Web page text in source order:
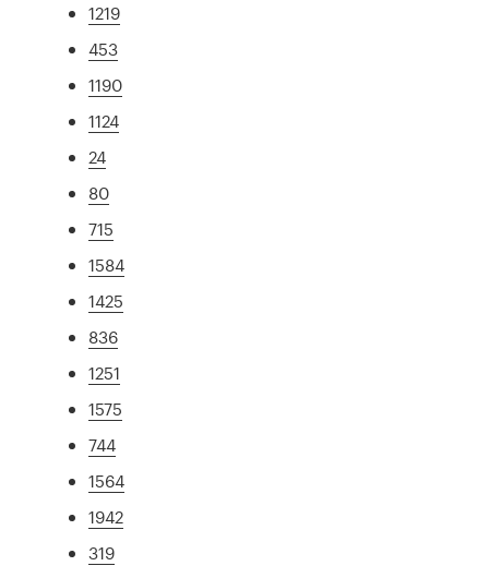
1219
453
1190
1124
24
80
715
1584
1425
836
1251
1575
744
1564
1942
319